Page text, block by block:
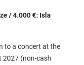
/ 4.000 €: Isla
to a concert at the
2027 (non-cash